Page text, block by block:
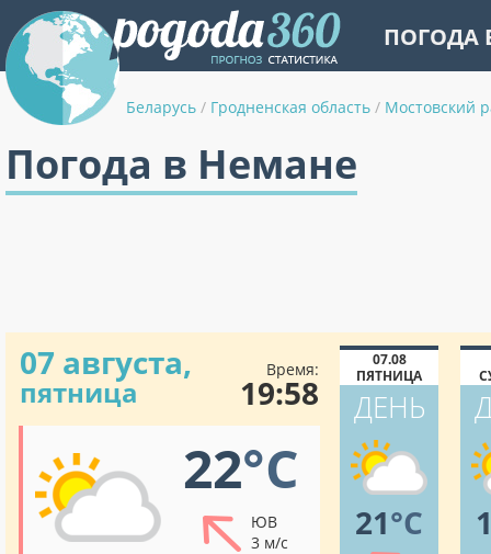
ПОГОДА
Беларусь / Гродненская область / Мостовский
Погода в Немане
07 августа,
пятница
Время:
19:58
22°C
ЮВ
3 м/с
07.08
ПЯТНИЦА
ДЕНЬ
21°C